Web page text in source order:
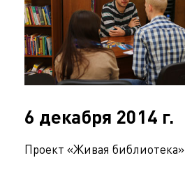
6 декабря 2014 г.
Проект «Живая библиотека»